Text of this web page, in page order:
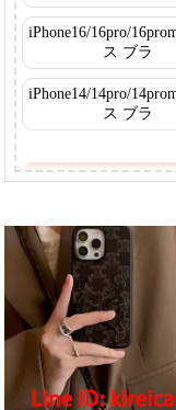
iPhone16/16pro/
ス ブラ
iPhone14/14pro/
ス ブラ
ショルダー
スマホケース 黒
おしゃれ 可愛い ケ
Magsafe 対応 ケ
Google ケース